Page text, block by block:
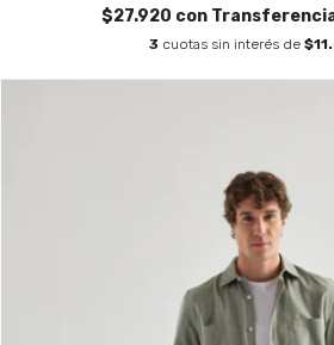
$27.920 con
3 cuotas sin interés de